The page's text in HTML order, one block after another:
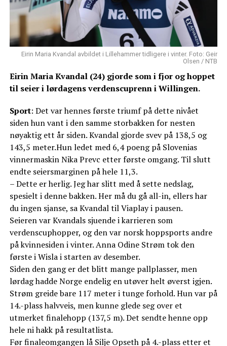
Eirin Maria Kvandal avbildet i Lillehammer tidligere i vinter. Foto: Geir
Olsen / NTB
Eirin Maria Kvandal (24) gjorde som i fjor og hoppet
til seier i lørdagens verdenscuprenn i Willingen.
Sport: Det var hennes første triumf på dette nivået
siden hun vant i den samme storbakken for nesten
nøyaktig ett år siden. Kvandal gjorde svev på 138,5 og
143,5 meter.Hun ledet med 6,4 poeng på Slovenias
vinnermaskin Nika Prevc etter første omgang. Til slutt
endte seiersmarginen på hele 11,3.
– Dette er herlig. Jeg har slitt med å sette nedslag,
spesielt i denne bakken. Her må du gå all-in, ellers har
du ingen sjanse, sa Kvandal til Viaplay i pausen.
Seieren var Kvandals sjuende i karrieren som
verdenscuphopper, og den var norsk hoppsports andre
på kvinnesiden i vinter. Anna Odine Strøm tok den
første i Wisla i starten av desember.
Siden den gang er det blitt mange pallplasser, men
lørdag hadde Norge endelig en utøver helt øverst igjen.
Strøm greide bare 117 meter i tunge forhold. Hun var på
14.-plass halvveis, men kunne glede seg over et
utmerket finalehopp (137,5 m). Det sendte henne opp
hele ni hakk på resultatlista.
Før finaleomgangen lå Silje Opseth på 4.-plass etter et